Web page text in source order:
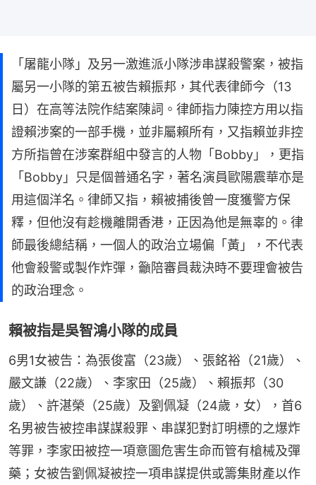
「屠龍小隊」及另一激進派小隊涉串謀殺警案，被指
屬另一小隊的第五被告賴振邦，其代表律師今（13
日）在高等法院作結案陳詞。律師指力陳控方用以指
證賴涉案的一部手機，並非屬賴所有，又指賴並非控
方所指曾在涉案群組中發言的人物「Bobby」，更指
「Bobby」只是個普通名字，著名演員歐陽震華亦是
用這個洋名。律師又指，賴被捕後曾一度獲警方保
釋，但他沒有趁機離開香港，正因為他是無辜的。律
師最後總結稱，一個人的政治立場偏「黃」，不代表
他會殺警或製作炸彈，籲陪審員裁決時不要理會被告
的政治理念。
賴被指是吳智鴻小隊的成員
6男1女被告：為張俊富（23歲）、張銘裕（21歲）、
嚴文謙（22歲）、李家田（25歲）、賴振邦（30
歲）、許湛榮（25歲）及劉佩凝（24歲，女），首6
名男被告被控串謀謀殺罪、串謀犯對訂明標的之爆炸
等罪，李家田被控一項意圖危害生命而管有槍械及彈
藥；女被告劉佩凝被控一項串謀提供或籌集財產以作